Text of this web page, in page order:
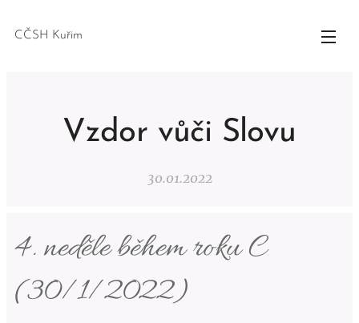
CČSH Kuřim
Vzdor vůči Slovu
30.01.2022
4. neděle během roku C
(30/1/2022)